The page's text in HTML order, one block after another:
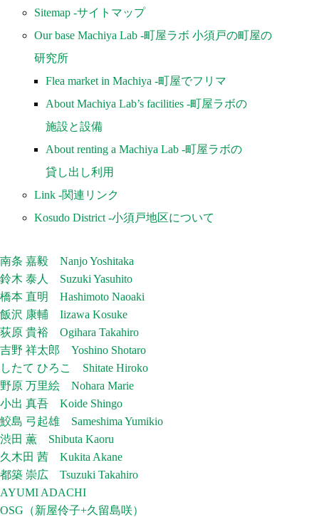
Sitemap -サイトマップ
Our base Machiya Lab -町屋ラボ 小須戸の町屋の
研究所
Flea market in Machiya -町屋でフリマ
About Machiya Lab’s facilities -町屋ラボの
施設と設備
About renting a Machiya Lab -町屋ラボの
貸し出し利用
Link -関連リンク
Kosudo District -小須戸地区について
南条 嘉毅 Nanjo Yoshitaka
鈴木 泰人 Suzuki Yasuhito
橋本 直明 Hashimoto Naoaki
飯沢 康輔 Iizawa Kosuke
荻原 貴裕 Ogihara Takahiro
吉野 祥太郎 Yoshino Shotaro
したて ひろこ Shitate Hiroko
野原 万里絵 Nohara Marie
小出 真吾 Koide Shingo
鮫島 弓起雄 Sameshima Yumikio
渋田 薫 Shibuta Kaoru
久木田 茜 Kukita Akane
都築 崇広 Tsuzuki Takahiro
AYUMI ADACHI
OSG（新屋伶子+久留島咲）